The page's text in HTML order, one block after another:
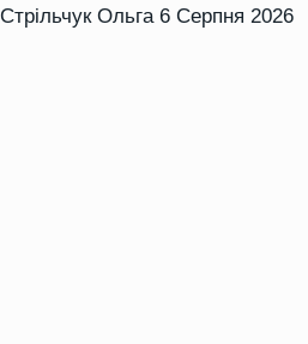
Стрільчук Ольга 6 Серпня 2026